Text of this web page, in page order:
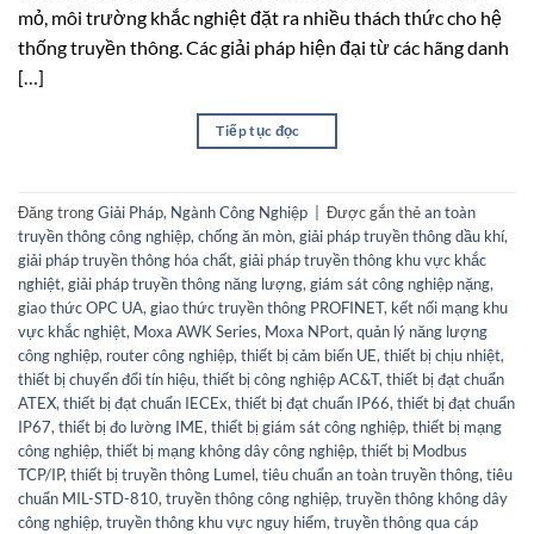
mỏ, môi trường khắc nghiệt đặt ra nhiều thách thức cho hệ
thống truyền thông. Các giải pháp hiện đại từ các hãng danh
[…]
Tiếp tục đọc
Đăng trongGiải Pháp, Ngành Công Nghiệp Được gắn thẻan toàn
truyền thông công nghiệp, chống ăn mòn, giải pháp truyền thông dầu khí,
giải pháp truyền thông hóa chất, giải pháp truyền thông khu vực khắc
nghiệt, giải pháp truyền thông năng lượng, giám sát công nghiệp nặng,
giao thức OPC UA, giao thức truyền thông PROFINET, kết nối mạng khu
vực khắc nghiệt, Moxa AWK Series, Moxa NPort, quản lý năng lượng
công nghiệp, router công nghiệp, thiết bị cảm biến UE, thiết bị chịu nhiệt,
thiết bị chuyển đổi tín hiệu, thiết bị công nghiệp AC&T, thiết bị đạt chuẩn
ATEX, thiết bị đạt chuẩn IECEx, thiết bị đạt chuẩn IP66, thiết bị đạt chuẩn
IP67, thiết bị đo lường IME, thiết bị giám sát công nghiệp, thiết bị mạng
công nghiệp, thiết bị mạng không dây công nghiệp, thiết bị Modbus
TCP/IP, thiết bị truyền thông Lumel, tiêu chuẩn an toàn truyền thông, tiêu
chuẩn MIL-STD-810, truyền thông công nghiệp, truyền thông không dây
công nghiệp, truyền thông khu vực nguy hiểm, truyền thông qua cáp